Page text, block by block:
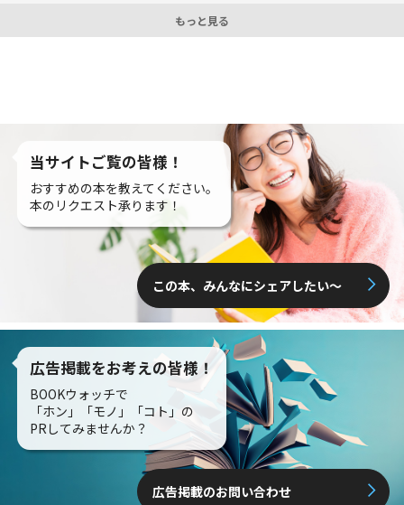
もっと見る
当サイトご覧の皆様！
おすすめの本を教えてください。
本のリクエスト承ります！
この本、みんなにシェアしたい〜
広告掲載をお考えの皆様！
BOOKウォッチで
「ホン」「モノ」「コト」の
PRしてみませんか？
広告掲載のお問い合わせ